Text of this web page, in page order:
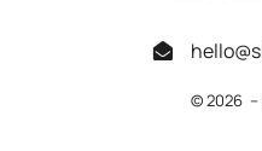
© 2026 –